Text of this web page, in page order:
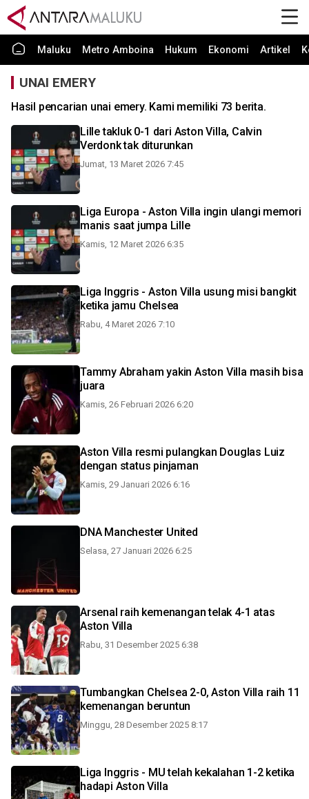
Maluku Metro Amboina Hukum Ekonomi Artikel
UNAI EMERY
Hasil pencarian unai emery. Kami memiliki 73 berita.
Lille takluk 0-1 dari Aston Villa, Calvin
Verdonk tak diturunkan
Jumat, 13 Maret 2026 7:45
Liga Europa - Aston Villa ingin ulangi memori
manis saat jumpa Lille
Kamis, 12 Maret 2026 6:35
Liga Inggris - Aston Villa usung misi bangkit
ketika jamu Chelsea
Rabu, 4 Maret 2026 7:10
Tammy Abraham yakin Aston Villa masih bisa
juara
Kamis, 26 Februari 2026 6:20
Aston Villa resmi pulangkan Douglas Luiz
dengan status pinjaman
Kamis, 29 Januari 2026 6:16
DNA Manchester United
Selasa, 27 Januari 2026 6:25
Arsenal raih kemenangan telak 4-1 atas
Aston Villa
Rabu, 31 Desember 2025 6:38
Tumbangkan Chelsea 2-0, Aston Villa raih 11
kemenangan beruntun
Minggu, 28 Desember 2025 8:17
Liga Inggris - MU telah kekalahan 1-2 ketika
hadapi Aston Villa